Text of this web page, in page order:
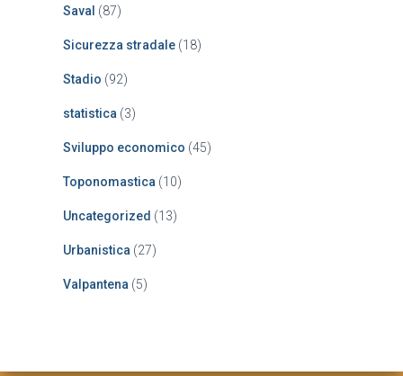
Saval (87)
Sicurezza stradale (18)
Stadio (92)
statistica (3)
Sviluppo economico (45)
Toponomastica (10)
Uncategorized (13)
Urbanistica (27)
Valpantena (5)